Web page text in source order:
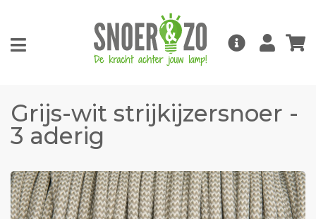
Grijs-wit strijkijzersnoer -
3 aderig